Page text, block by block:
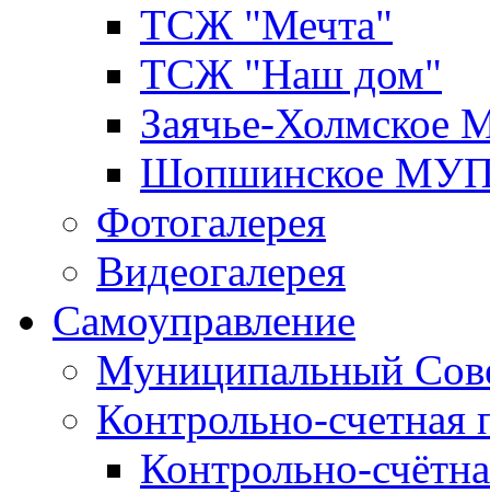
ТСЖ "Мечта"
ТСЖ "Наш дом"
Заячье-
Шопшинское
Фотогалерея
Видеогалерея
Самоуправление
Муниципальный
Контрольно-счетная
Контрольно-